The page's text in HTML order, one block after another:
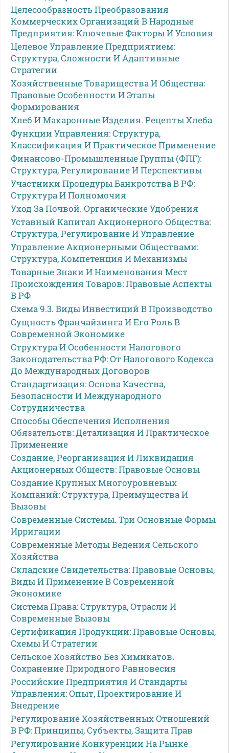
Целесообразность Преобразования
Коммерческих Организаций В Народные
Предприятия: Ключевые Факторы И Условия
Целевое Управление Предприятием:
Структура, Сложности И Адаптивные
Стратегии
Хозяйственные Товарищества И Общества:
Правовые Особенности И Этапы
Формирования
Хлеб И Макаронные Изделия. Рецепты Хлеба
Функции Управления: Структура,
Классификация И Практическое Применение
Финансово-Промышленные Группы (ФПГ):
Структура, Регулирование И Перспективы
Участники Процедуры Банкротства В РФ:
Структура И Полномочия
Уход За Почвой. Органические Удобрения
Уставный Капитал Акционерного Общества:
Структура, Регулирование И Управление
Управление Акционерными Обществами:
Структура, Компетенция И Механизмы
Товарные Знаки И Наименования Мест
Происхождения Товаров: Правовые Аспекты
В РФ
Схема 9.3. Виды Инвестиций В Производство
Сущность Франчайзинга И Его Роль В
Современной Экономике
Структура И Особенности Налогового
Законодательства РФ: От Налогового Кодекса
До Международных Договоров
Стандартизация: Основа Качества,
Безопасности И Международного
Сотрудничества
Способы Обеспечения Исполнения
Обязательств: Детализация И Практическое
Применение
Создание, Реорганизация И Ликвидация
Акционерных Обществ: Правовые Основы
Создание Крупных Многоуровневых
Компаний: Структура, Преимущества И
Вызовы
Современные Системы. Три Основные Формы
Ирригации
Современные Методы Ведения Сельского
Хозяйства
Складские Свидетельства: Правовые Основы,
Виды И Применение В Современной
Экономике
Система Права: Структура, Отрасли И
Современные Вызовы
Сертификация Продукции: Правовые Основы,
Схемы И Стратегии
Сельское Хозяйство Без Химикатов.
Сохранение Природного Равновесия
Российские Предприятия И Стандарты
Управления: Опыт, Проектирование И
Внедрение
Регулирование Хозяйственных Отношений
В РФ: Принципы, Субъекты, Защита Прав
Регулирование Конкуренции На Рынке